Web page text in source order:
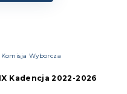
Wyborcza
Kadencja 2022-2026